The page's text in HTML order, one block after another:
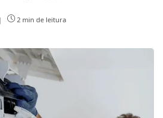
| 2 min de leitura